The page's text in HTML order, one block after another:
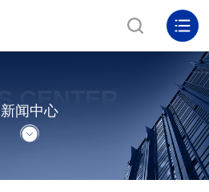
CENTER
新闻中心